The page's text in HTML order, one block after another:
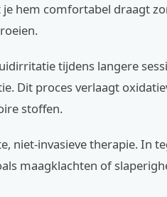
je hem comfortabel draagt
tijdens langere
Dit proces verlaagt
stoffen.
niet-invasieve therapie. In
maagklachten of